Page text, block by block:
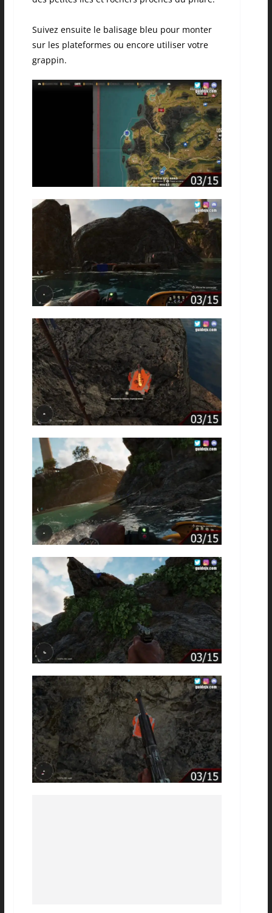
Suivez ensuite le balisage bleu pour monter
sur les plateformes ou encore utiliser votre
grappin.